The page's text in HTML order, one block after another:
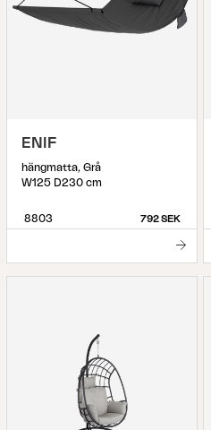
ENIF
hängmatta, Grå
W125 D230 cm
8803 792 SEK